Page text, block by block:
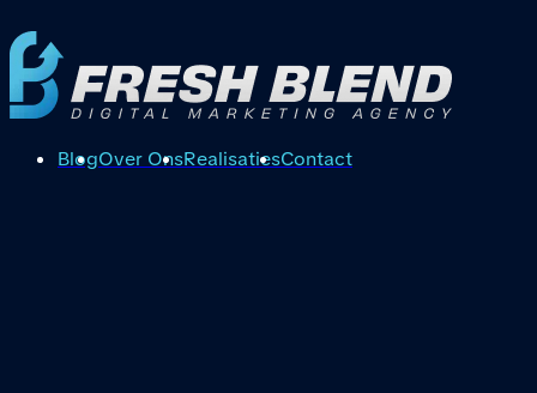
BlogOver OnsRealisatiesContact